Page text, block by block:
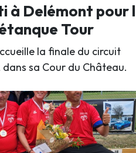
à Delémont pour
Tour
la finale du circuit
dans sa Cour du Château.